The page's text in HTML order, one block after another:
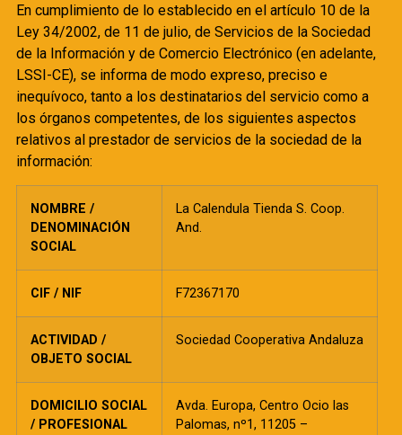
En cumplimiento de lo establecido en el artículo 10 de la
Ley 34/2002, de 11 de julio, de Servicios de la Sociedad
de la Información y de Comercio Electrónico (en adelante,
LSSI-CE), se informa de modo expreso, preciso e
inequívoco, tanto a los destinatarios del servicio como a
los órganos competentes, de los siguientes aspectos
relativos al prestador de servicios de la sociedad de la
información:
NOMBRE /
DENOMINACIÓN
SOCIAL
La Calendula Tienda S. Coop.
And.
CIF / NIF F72367170
ACTIVIDAD /
OBJETO SOCIAL
Sociedad Cooperativa Andaluza
DOMICILIO SOCIAL
/ PROFESIONAL
Avda. Europa, Centro Ocio las
Palomas, nº1, 11205 –